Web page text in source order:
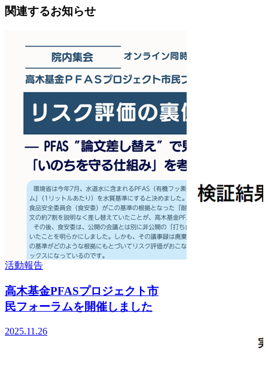
関連するお知らせ
活動報告
高木基金PFASプロジェクト市
民フォーラムを開催しました
2025.11.26